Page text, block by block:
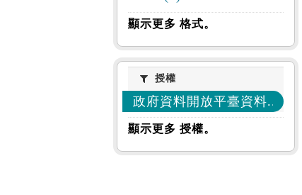
顯示更多 格式。
授權授權
政府資料開放平臺資料... (1)
顯示更多 授權。